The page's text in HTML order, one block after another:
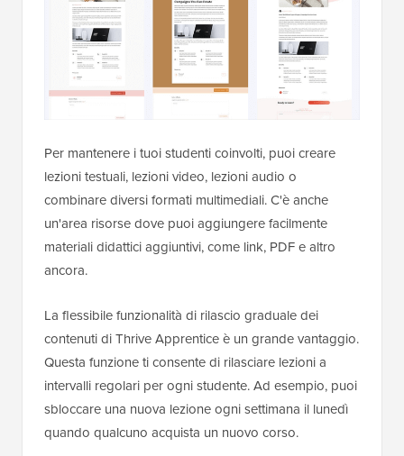
Per mantenere i tuoi studenti coinvolti, puoi creare
lezioni testuali, lezioni video, lezioni audio o
combinare diversi formati multimediali. C'è anche
un'area risorse dove puoi aggiungere facilmente
materiali didattici aggiuntivi, come link, PDF e altro
ancora.
La flessibile funzionalità di rilascio graduale dei
contenuti di Thrive Apprentice è un grande vantaggio.
Questa funzione ti consente di rilasciare lezioni a
intervalli regolari per ogni studente. Ad esempio, puoi
sbloccare una nuova lezione ogni settimana il lunedì
quando qualcuno acquista un nuovo corso.